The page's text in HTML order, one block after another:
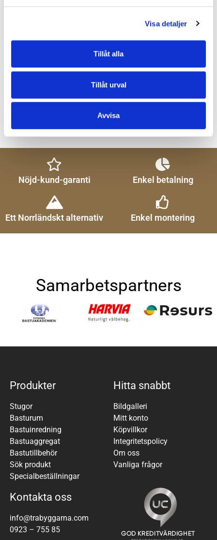
Visa detaljer
Tillåt alla
Tillåt urval
Avvisa
kr/måni 24 månader
Trustpilot
Tillbehör
Nöjd-kund-garanti Enkel betalning
Ett Norrländskt alternativ Enkel montering
Samarbetspartners
Produkter
Stugor
Basturum
Bastuinredning
Bastuaggregat
Bastutillbehör
Sök produkt
Specialbeställningar
Hitta snabbt
Bildgalleri
Mitt konto
Köpvillkor
Integritetspolicy
Om oss
Vanliga frågor
Kontakta oss
info@trabyggarna.com
0923 – 755 85